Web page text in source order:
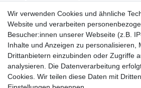
Mein Konto
Konto
Login
Kontaktformular
Wir verwenden Cookies und ähnliche
Website und verarbeiten
Besucher:innen unserer Webseite (z.B.
Inhalte und Anzeigen zu personalisieren,
Drittanbietern einzubinden oder Zugriffe
analysieren. Die Datenverarbeitung
Cookies. Wir teilen diese Daten mit